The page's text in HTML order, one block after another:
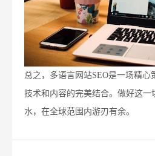
总之，多语言网站SEO是一场精心
技术和内容的完美结合。做好这一
水，在全球范围内游刃有余。